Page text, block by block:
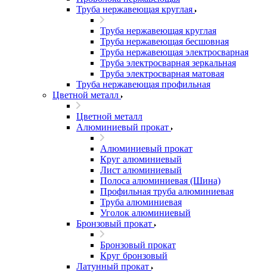
Труба нержавеющая круглая
Труба нержавеющая круглая
Труба нержавеющая бесшовная
Труба нержавеющая электросварная
Труба электросварная зеркальная
Труба электросварная матовая
Труба нержавеющая профильная
Цветной металл
Цветной металл
Алюминиевый прокат
Алюминиевый прокат
Круг алюминиевый
Лист алюминиевый
Полоса алюминиевая (Шина)
Профильная труба алюминиевая
Труба алюминиевая
Уголок алюминиевый
Бронзовый прокат
Бронзовый прокат
Круг бронзовый
Латунный прокат